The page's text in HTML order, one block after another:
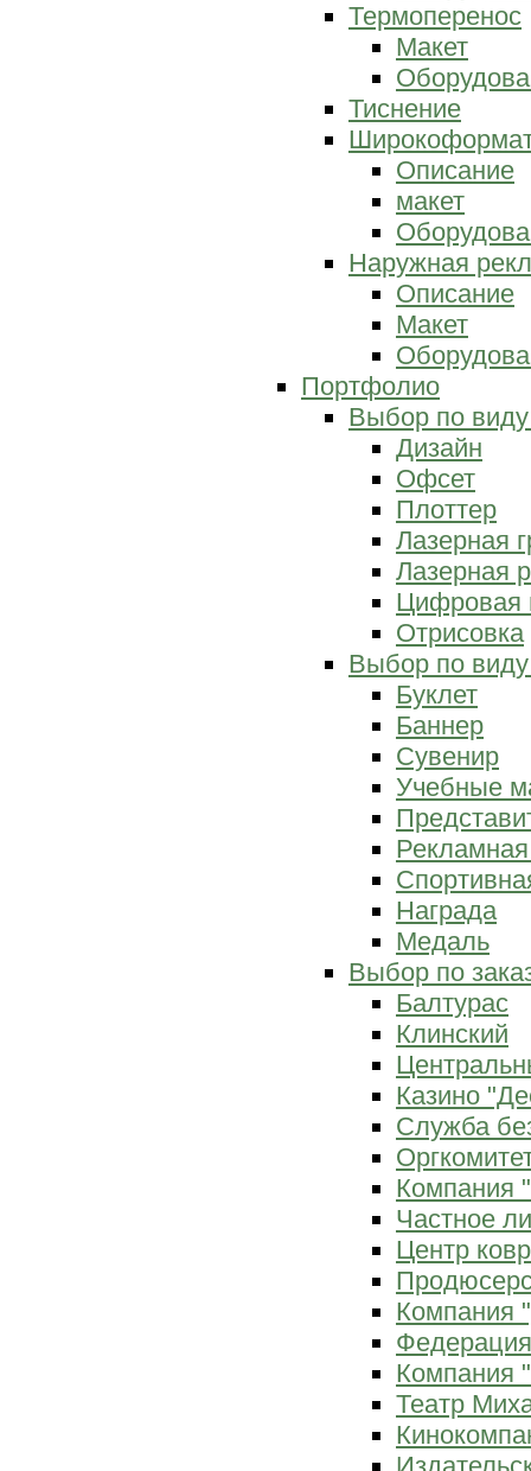
Термоперенос
Макет
Тиснение
Описание
макет
Наружная
Описание
Макет
Портфолио
Выбор по
Дизайн
Офсет
Плоттер
Лазерная
Лазерная
Цифровая
Отрисовка
Выбор по
Буклет
Баннер
Сувенир
Учебные
Награда
Медаль
Выбор по
Балтурас
Клинский
Казино
Служба
Компания
Частное
Центр
Компания
Компания
Театр